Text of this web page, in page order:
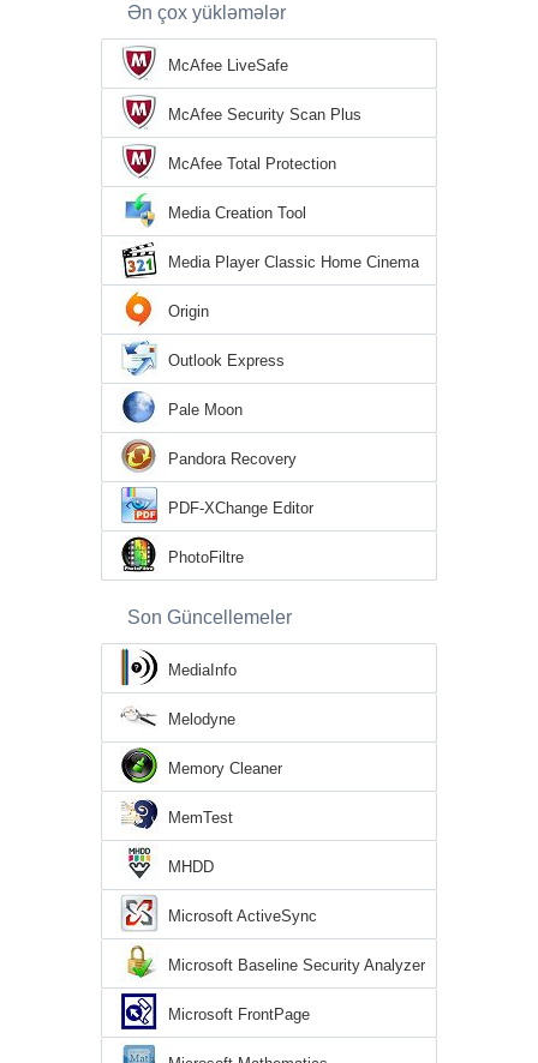
Ən çox yükləmələr
McAfee LiveSafe
McAfee Security Scan Plus
McAfee Total Protection
Media Creation Tool
Media Player Classic Home Cinema
Origin
Outlook Express
Pale Moon
Pandora Recovery
PDF-XChange Editor
PhotoFiltre
Son Güncellemeler
MediaInfo
Melodyne
Memory Cleaner
MemTest
MHDD
Microsoft ActiveSync
Microsoft Baseline Security Analyzer
Microsoft FrontPage